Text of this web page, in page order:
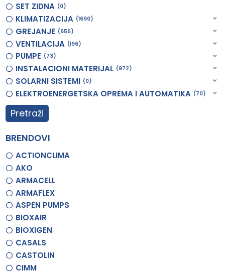
SET ZIDNA 0
KLIMATIZACIJA 1690
GREJANJE 655
VENTILACIJA 196
PUMPE 73
INSTALACIONI MATERIJAL 972
SOLARNI SISTEMI 0
ELEKTROENERGETSKA OPREMA I AUTOMATIKA 70
Pretraži
BRENDOVI
ACTIONCLIMA
AKO
ARMACELL
ARMAFLEX
ASPEN PUMPS
BIOXAIR
BIOXIGEN
CASALS
CASTOLIN
CIMM